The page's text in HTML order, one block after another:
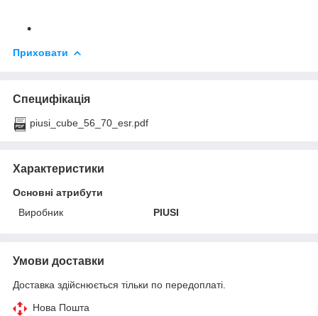
Приховати
Специфікація
piusi_cube_56_70_esr.pdf
Характеристики
Основні атрибути
Виробник
PIUSI
Умови доставки
Доставка здійснюється тільки по передоплаті.
Нова Пошта